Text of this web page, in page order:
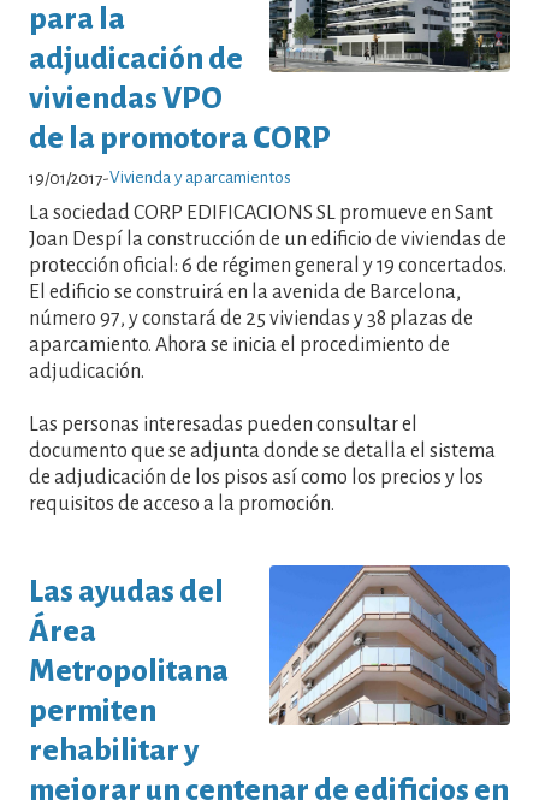
para la
adjudicación de
viviendas VPO
de la promotora CORP
19/01/2017-Vivienda y aparcamientos
La sociedad CORP EDIFICACIONS SL promueve en Sant
Joan Despí la construcción de un edificio de viviendas de
protección oficial: 6 de régimen general y 19 concertados.
El edificio se construirá en la avenida de Barcelona,
número 97, y constará de 25 viviendas y 38 plazas de
aparcamiento. Ahora se inicia el procedimiento de
adjudicación.
Las personas interesadas pueden consultar el
documento que se adjunta donde se detalla el sistema
de adjudicación de los pisos así como los precios y los
requisitos de acceso a la promoción.
Las ayudas del
Área
Metropolitana
permiten
rehabilitar y
mejorar un centenar de edificios en